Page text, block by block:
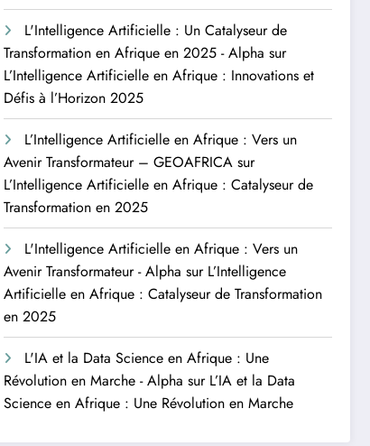
L'Intelligence Artificielle : Un Catalyseur de
Transformation en Afrique en 2025 - Alpha sur
L’Intelligence Artificielle en Afrique : Innovations et
Défis à l’Horizon 2025
L’Intelligence Artificielle en Afrique : Vers un
Avenir Transformateur – GEOAFRICA sur
L’Intelligence Artificielle en Afrique : Catalyseur de
Transformation en 2025
L'Intelligence Artificielle en Afrique : Vers un
Avenir Transformateur - Alpha sur L’Intelligence
Artificielle en Afrique : Catalyseur de Transformation
en 2025
L'IA et la Data Science en Afrique : Une
Révolution en Marche - Alpha sur L’IA et la Data
Science en Afrique : Une Révolution en Marche